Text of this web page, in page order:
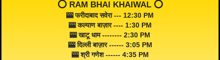
⭕️ RAM BHAI KHAIWAL ⭕️
🎰 फरीदाबाद सवेरा --- 12:30 PM
🎰 कल्याण बाज़ार ---- 1:30 PM
🎰 खाटू धाम -------- 2:30 PM
🎰 दिल्ली बाज़ार ------ 3:05 PM
🎰 श्री गणेश ------ 4:35 PM